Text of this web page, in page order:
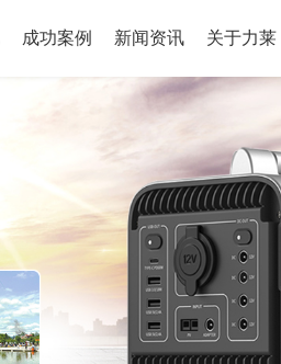
成功案例 新闻资讯 关于力莱